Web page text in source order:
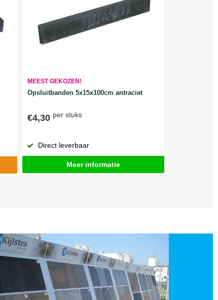
MEEST GEKOZEN!
Opsluitbanden 5x15x100cm antraciet
€4,30 per stuks
Direct leverbaar
Meer informatie